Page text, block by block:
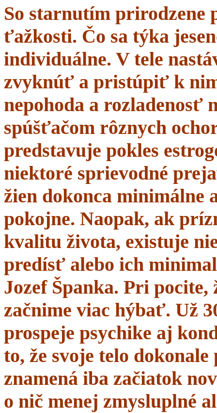
So starnutím prirodzene
ťažkosti. Čo sa týka
individuálne. V tele
zvyknúť a pristúpiť k
nepohoda a
spúšťačom rôznych
predstavuje pokles
niektoré sprievodné
žien dokonca minimálne
pokojne. Naopak, ak
kvalitu života, existuje
predísť alebo ich
Jozef Španka. Pri
začnime viac hýbať. Už
prospeje psychike aj
to, že svoje telo dokonale
znamená iba začiatok
o nič menej zmysluplné